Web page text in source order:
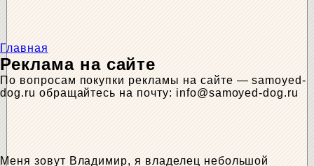
Главная
Реклама на сайте
По вопросам покупки рекламы на сайте — samoyed-
dog.ru обращайтесь на почту: info@samoyed-dog.ru
Меня зовут Владимир, я владелец небольшой